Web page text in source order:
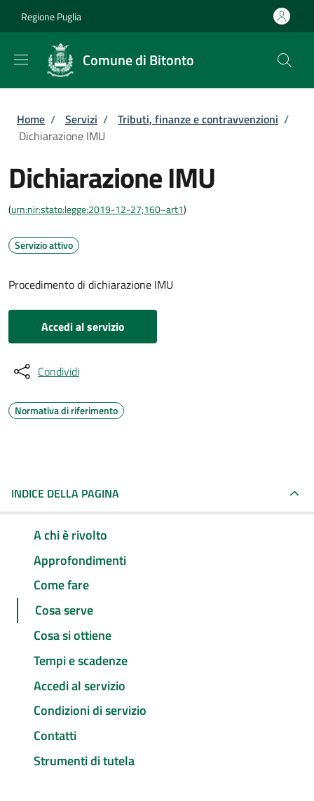
Regione Puglia
Comune di Bitonto
Briciole di pane
Home / Servizi / Tributi, finanze e contravvenzioni /
Dichiarazione IMU
Dichiarazione IMU
(urn:nir:stato:legge:2019-12-27;160~art1)
Servizio attivo
Procedimento di dichiarazione IMU
Accedi al servizio
Condividi
Normativa di riferimento
INDICE DELLA PAGINA
A chi è rivolto
Approfondimenti
Come fare
Cosa serve
Cosa si ottiene
Tempi e scadenze
Accedi al servizio
Condizioni di servizio
Contatti
Strumenti di tutela